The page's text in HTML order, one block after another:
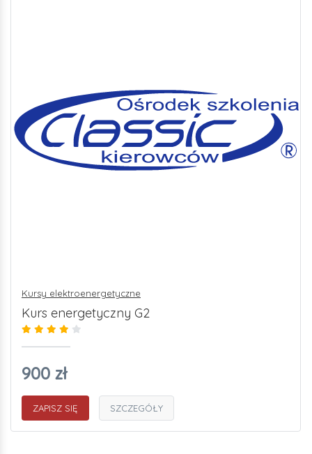
Kursy elektroenergetyczne
Kurs energetyczny G2
900 zł
ZAPISZ SIĘ SZCZEGÓŁY